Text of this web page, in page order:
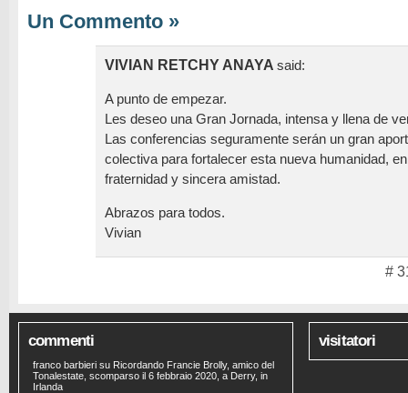
Un Commento »
VIVIAN RETCHY ANAYA said:
A punto de empezar.
Les deseo una Gran Jornada, intensa y llena de
Las conferencias seguramente serán un gran
colectiva para fortalecer esta nueva humanidad,
fraternidad y sincera amistad.
Abrazos para todos.
Vivian
#
commenti
franco barbieri su Ricordando Francie Brolly, amico del
Tonalestate, scomparso il 6 febbraio 2020, a Derry, in
Irlanda
visitatori